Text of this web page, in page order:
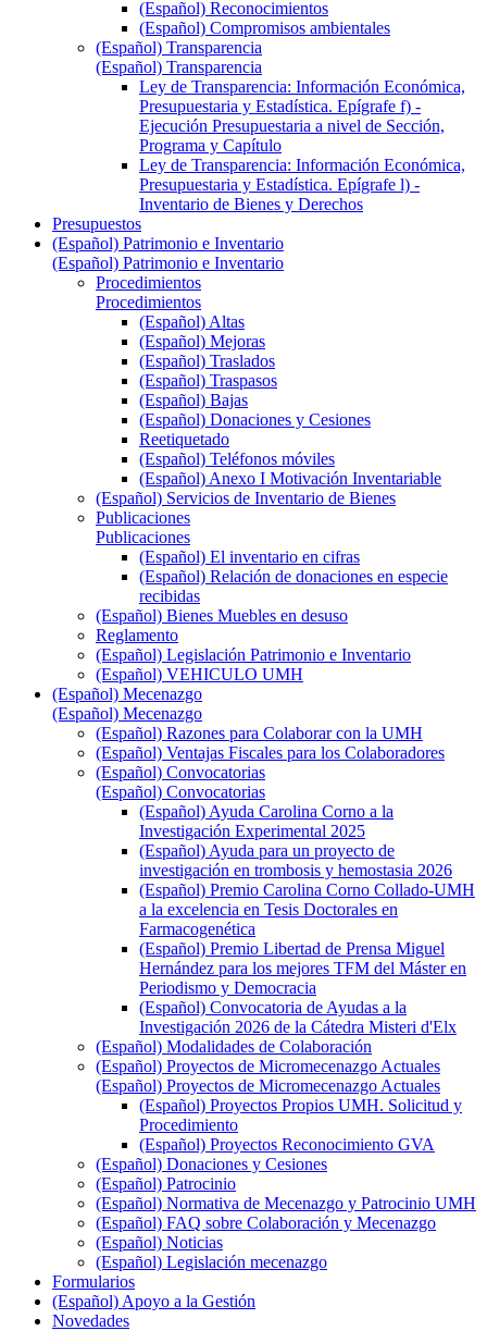
(Español) Reconocimientos
(Español) Compromisos ambientales
(Español) Transparencia
(Español) Transparencia
Ley de Transparencia: Información Económica,
Presupuestaria y Estadística. Epígrafe f) -
Ejecución Presupuestaria a nivel de Sección,
Programa y Capítulo
Ley de Transparencia: Información Económica,
Presupuestaria y Estadística. Epígrafe l) -
Inventario de Bienes y Derechos
Presupuestos
(Español) Patrimonio e Inventario
(Español) Patrimonio e Inventario
Procedimientos
Procedimientos
(Español) Altas
(Español) Mejoras
(Español) Traslados
(Español) Traspasos
(Español) Bajas
(Español) Donaciones y Cesiones
Reetiquetado
(Español) Teléfonos móviles
(Español) Anexo I Motivación Inventariable
(Español) Servicios de Inventario de Bienes
Publicaciones
Publicaciones
(Español) El inventario en cifras
(Español) Relación de donaciones en especie
recibidas
(Español) Bienes Muebles en desuso
Reglamento
(Español) Legislación Patrimonio e Inventario
(Español) VEHICULO UMH
(Español) Mecenazgo
(Español) Mecenazgo
(Español) Razones para Colaborar con la UMH
(Español) Ventajas Fiscales para los Colaboradores
(Español) Convocatorias
(Español) Convocatorias
(Español) Ayuda Carolina Corno a la
Investigación Experimental 2025
(Español) Ayuda para un proyecto de
investigación en trombosis y hemostasia 2026
(Español) Premio Carolina Corno Collado-UMH
a la excelencia en Tesis Doctorales en
Farmacogenética
(Español) Premio Libertad de Prensa Miguel
Hernández para los mejores TFM del Máster en
Periodismo y Democracia
(Español) Convocatoria de Ayudas a la
Investigación 2026 de la Cátedra Misteri d'Elx
(Español) Modalidades de Colaboración
(Español) Proyectos de Micromecenazgo Actuales
(Español) Proyectos de Micromecenazgo Actuales
(Español) Proyectos Propios UMH. Solicitud y
Procedimiento
(Español) Proyectos Reconocimiento GVA
(Español) Donaciones y Cesiones
(Español) Patrocinio
(Español) Normativa de Mecenazgo y Patrocinio UMH
(Español) FAQ sobre Colaboración y Mecenazgo
(Español) Noticias
(Español) Legislación mecenazgo
Formularios
(Español) Apoyo a la Gestión
Novedades